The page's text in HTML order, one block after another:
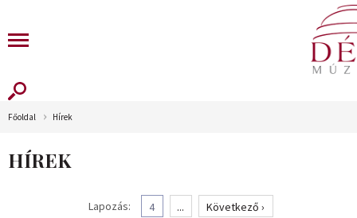
Főoldal Hírek
HÍREK
Lapozás: 4 ... Következő ›